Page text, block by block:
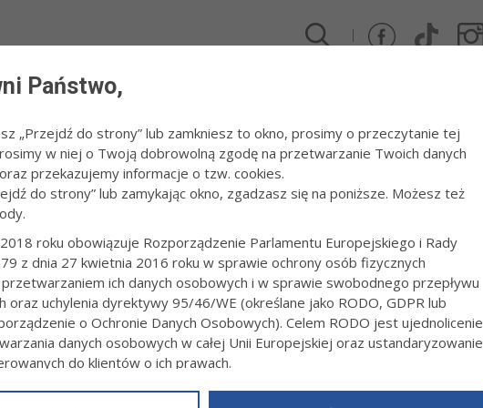
i Nauka 2012/ Promocja absolwentów w MWSE
ABSOLWENTÓW W MWSE
Tadeusz Koniarz
Państwo,
„Przejdź do strony” lub zamkniesz to okno, prosimy o przeczytanie tej
w niej o Twoją dobrowolną zgodę na przetwarzanie Twoich danych
przekazujemy informacje o tzw. cookies.
do strony” lub zamykając okno, zgadzasz się na poniższe. Możesz też
roku obowiązuje Rozporządzenie Parlamentu Europejskiego i Rady
z dnia 27 kwietnia 2016 roku w sprawie ochrony osób fizycznych
ich danych osobowych i w sprawie swobodnego przepływu
oraz uchylenia dyrektywy 95/46/WE (określane jako RODO, GDPR lub
o Ochronie Danych Osobowych). Celem RODO jest ujednolicenie
danych osobowych w całej Unii Europejskiej oraz ustandaryzowanie
do klientów o ich prawach.
powyższym, w zakładceRODOna stroniehttps://www.tarnow.pl/Wiecej-